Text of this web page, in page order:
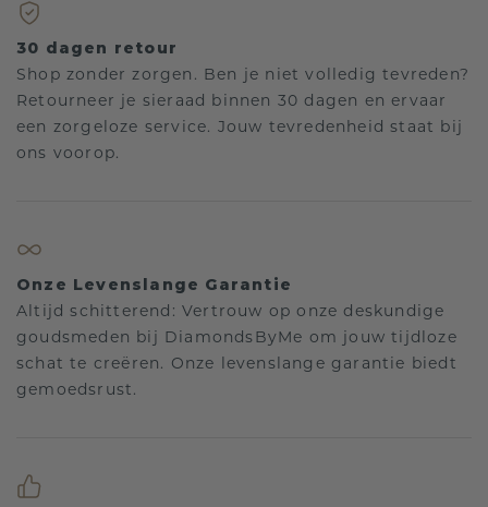
30 dagen retour
Shop zonder zorgen. Ben je niet volledig tevreden?
Retourneer je sieraad binnen 30 dagen en ervaar
een zorgeloze service. Jouw tevredenheid staat bij
ons voorop.
Onze Levenslange Garantie
Altijd schitterend: Vertrouw op onze deskundige
goudsmeden bij DiamondsByMe om jouw tijdloze
schat te creëren. Onze levenslange garantie biedt
gemoedsrust.